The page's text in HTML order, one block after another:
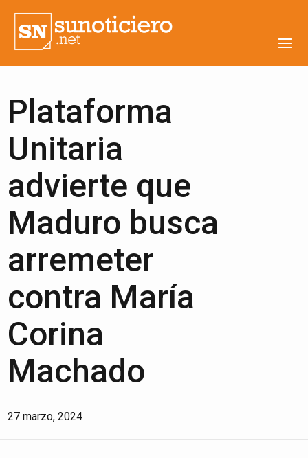
Plataforma
Unitaria
advierte que
Maduro busca
arremeter
contra María
Corina
Machado
27 marzo, 2024